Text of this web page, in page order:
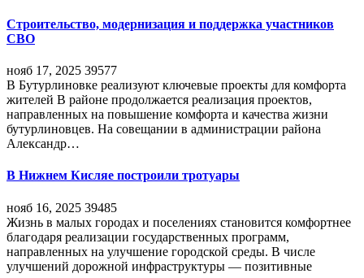
Строительство, модернизация и поддержка участников
СВО
нояб 17, 2025 39577
В Бутурлиновке реализуют ключевые проекты для комфорта
жителей В районе продолжается реализация проектов,
направленных на повышение комфорта и качества жизни
бутурлиновцев. На совещании в администрации района
Александр…
В Нижнем Кисляе построили тротуары
нояб 16, 2025 39485
Жизнь в малых городах и поселениях становится комфортнее
благодаря реализации государственных программ,
направленных на улучшение городской среды. В числе
улучшений дорожной инфраструктуры — позитивные